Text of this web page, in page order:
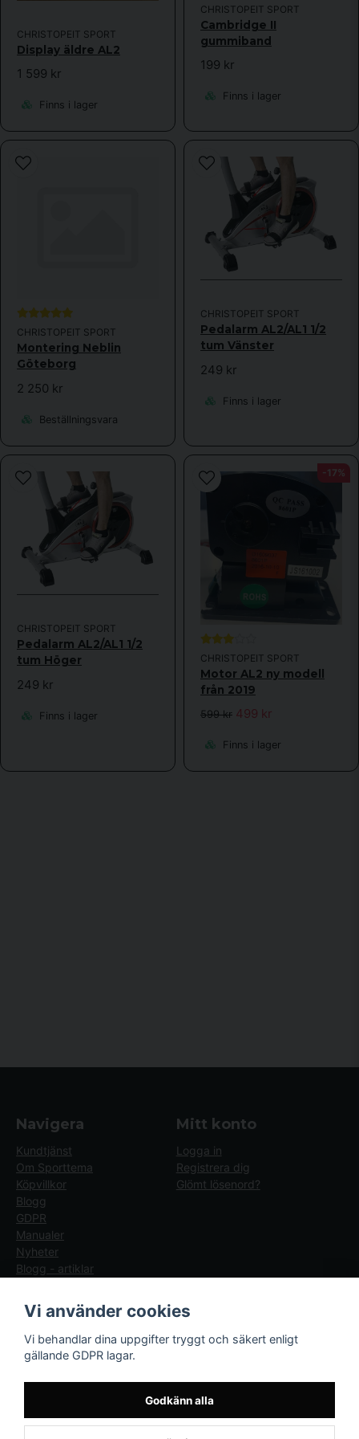
CHRISTOPEIT SPORT
Display äldre AL2
1 599 kr
Finns i lager
CHRISTOPEIT SPORT
Cambridge II
gummiband
199 kr
Finns i lager
CHRISTOPEIT SPORT
Montering Neblin
Göteborg
2 250 kr
Beställningsvara
CHRISTOPEIT SPORT
Pedalarm AL2/AL1 1/2
tum Vänster
249 kr
Finns i lager
CHRISTOPEIT SPORT
Pedalarm AL2/AL1 1/2
tum Höger
249 kr
Finns i lager
CHRISTOPEIT SPORT
Motor AL2 ny modell
från 2019
599 kr 499 kr
Finns i lager
-17%
Navigera
Kundtjänst
Om Sporttema
Köpvillkor
Blogg
GDPR
Manualer
Nyheter
Blogg - artiklar
Mitt konto
Logga in
Registrera dig
Glömt lösenord?
Följ oss
AB
Drottninggatan 47
×
Kund frånBoden
Vi använder cookies
Vi behandlar dina uppgifter tryggt och säkert enligt
gällande GDPR lagar.
Godkänn alla